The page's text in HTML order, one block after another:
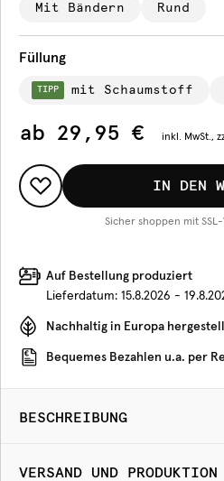
Mit Bändern Rund
Füllung
TIPP mit Schaumstoff
ab 29,95 € inkl. MwSt.,
IN DEN
Sicher shoppen mit
Auf Bestellung produziert
Lieferdatum: 15.8.2026 -
Nachhaltig in Europa
Bequemes Bezahlen u.a. per
BESCHREIBUNG
VERSAND UND PRODUKTION